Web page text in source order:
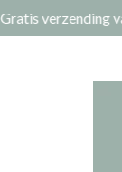
Gratis verzending